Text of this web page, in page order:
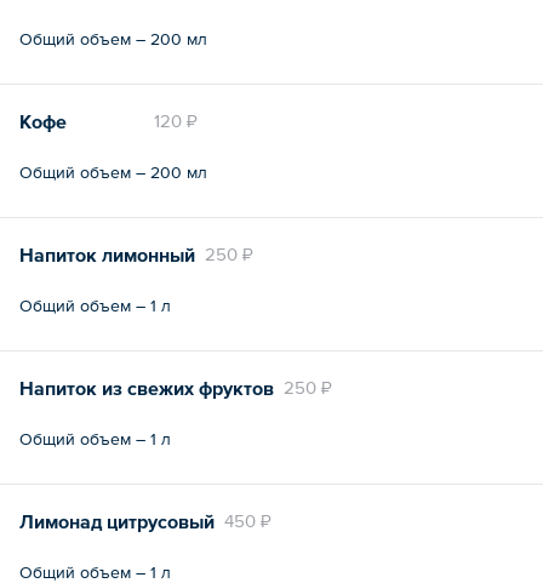
Общий объем – 200 мл
120 ₽
Кофе
Общий объем – 200 мл
250 ₽
Напиток лимонный
Общий объем – 1 л
250 ₽
Напиток из свежих фруктов
Общий объем – 1 л
450 ₽
Лимонад цитрусовый
Общий объем – 1 л